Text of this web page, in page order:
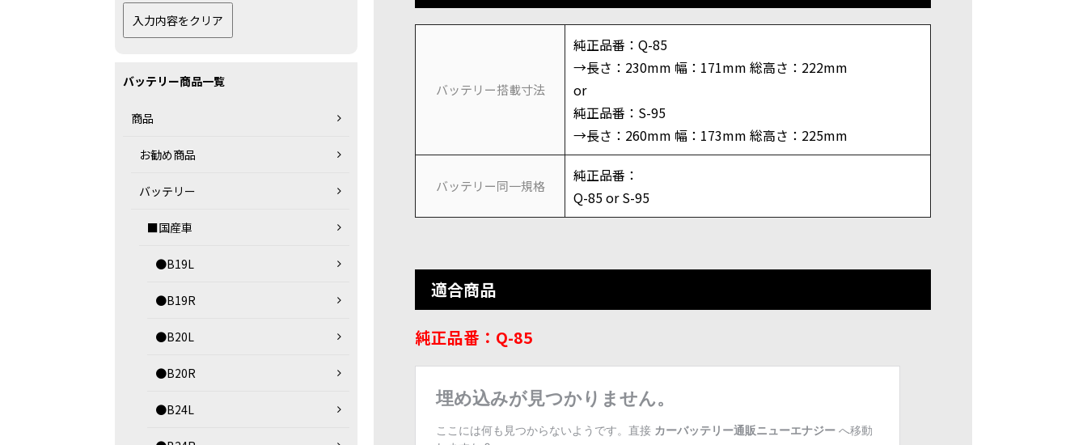
バッテリー搭載寸法
純正品番：Q-85
→長さ：230mm 幅：171mm 総高さ：222mm
or
純正品番：S-95
→長さ：260mm 幅：173mm 総高さ：225mm
バッテリー同一規格
純正品番：
Q-85 or S-95
適合商品
純正品番：Q-85
バッテリー商品一覧
商品
お勧め商品
バッテリー
■国産車
●B19L
●B19R
●B20L
●B20R
●B24L